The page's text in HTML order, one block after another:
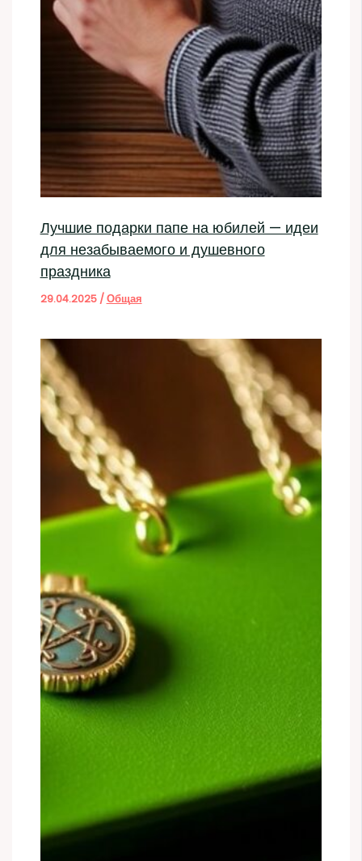
Лучшие подарки папе на юбилей — идеи
для незабываемого и душевного
праздника
29.04.2025 /Общая